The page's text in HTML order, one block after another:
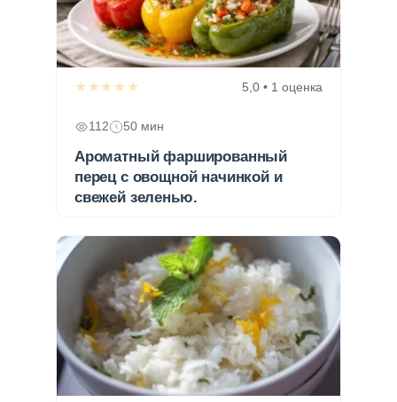
★★★★★ 5,0 • 1 оценка
112 50 мин
Ароматный фаршированный
перец с овощной начинкой и
свежей зеленью.